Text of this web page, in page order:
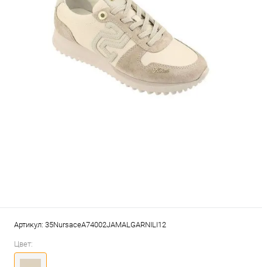
Артикул: 35NursaceA74002JAMALGARNILI12
Цвет: